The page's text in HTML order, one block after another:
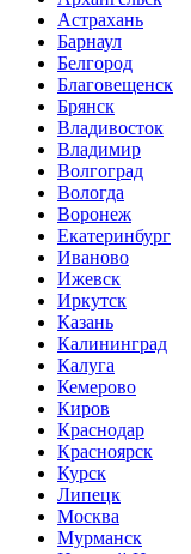
Астрахань
Барнаул
Белгород
Благовещенск
Брянск
Владивосток
Владимир
Волгоград
Вологда
Воронеж
Екатеринбург
Иваново
Ижевск
Иркутск
Казань
Калининград
Калуга
Кемерово
Киров
Краснодар
Красноярск
Курск
Липецк
Москва
Мурманск